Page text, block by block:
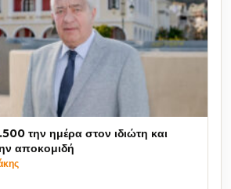
την ημέρα στον ιδιώτη και
αποκομιδή